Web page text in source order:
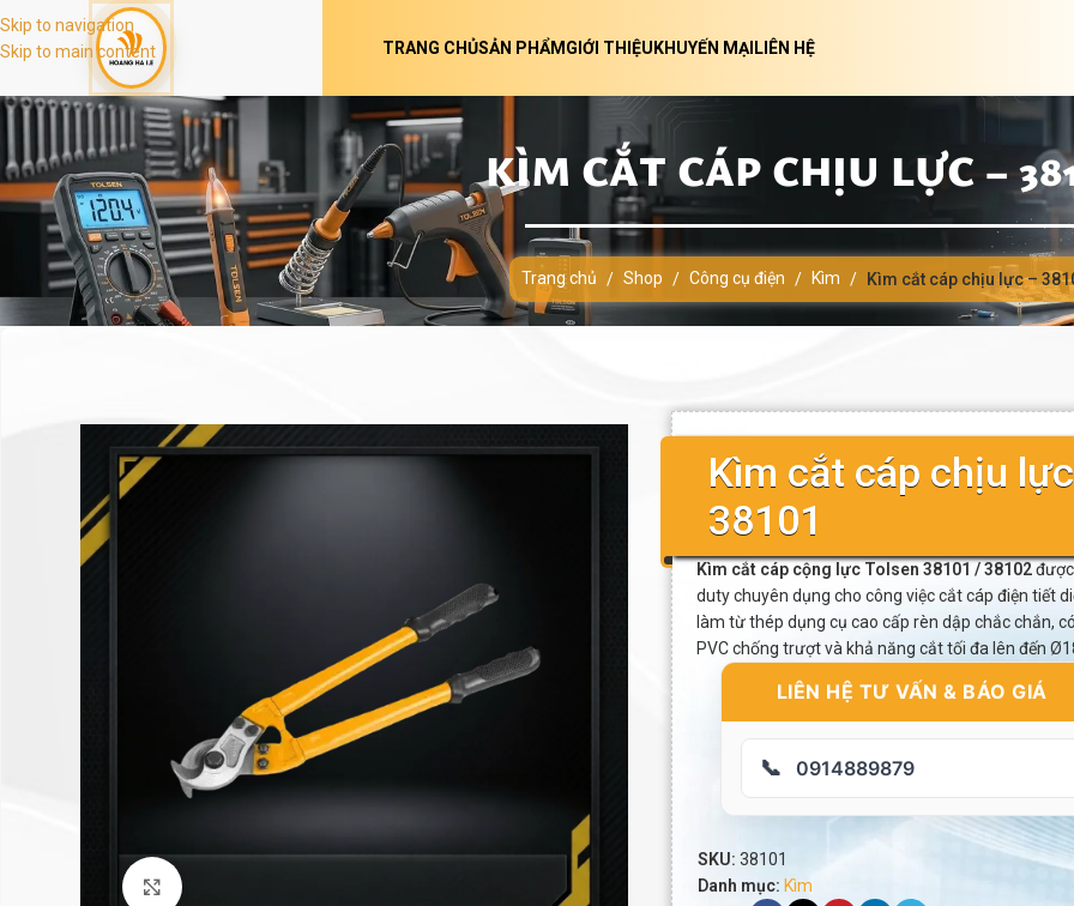
Skip to navigation
Skip to main content
TRANG CHỦSẢN PHẨMGIỚI THIỆUKHUYẾN MẠILIÊN HỆ
KÌM CẮT CÁP CHỊU LỰC –
Trang chủ / Shop / Công cụ điện / Kìm / Kìm cắt cáp chịu lực –
Kìm cắt cáp chịu
38101
Kìm cắt cáp cộng lực Tolsen 38101 / 38102được
duty chuyên dụng cho công việc cắt cáp điện tiết
làm từ thép dụng cụ cao cấp rèn dập chắc chắn,
PVC chống trượt và khả năng cắt tối đa lên đến
LIÊN HỆ TƯ VẤN & BÁO GIÁ
📞 0914889879
SKU: 38101
Danh mục: Kìm